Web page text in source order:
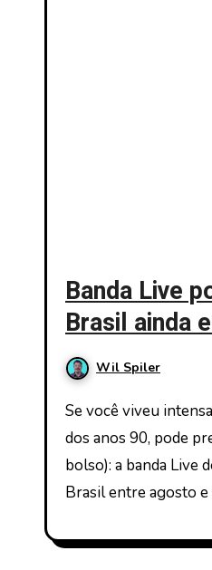
Banda Live
Brasil ainda
maisWil Spiler
Se você viveu intensamente o rock alternativo
dos anos 90, pode
bolso): a banda Live
Brasil entre agosto